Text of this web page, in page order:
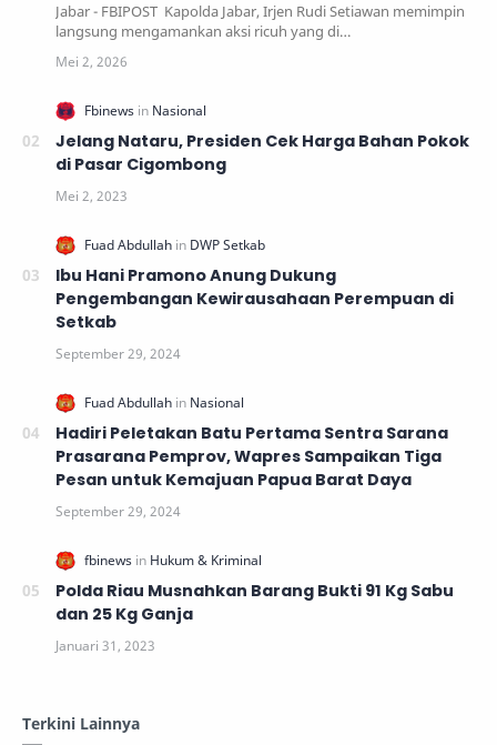
Jabar - FBIPOST Kapolda Jabar, Irjen Rudi Setiawan memimpin
langsung mengamankan aksi ricuh yang di…
Jelang Nataru, Presiden Cek Harga Bahan Pokok
di Pasar Cigombong
Ibu Hani Pramono Anung Dukung
Pengembangan Kewirausahaan Perempuan di
Setkab
Hadiri Peletakan Batu Pertama Sentra Sarana
Prasarana Pemprov, Wapres Sampaikan Tiga
Pesan untuk Kemajuan Papua Barat Daya
Polda Riau Musnahkan Barang Bukti 91 Kg Sabu
dan 25 Kg Ganja
Terkini Lainnya